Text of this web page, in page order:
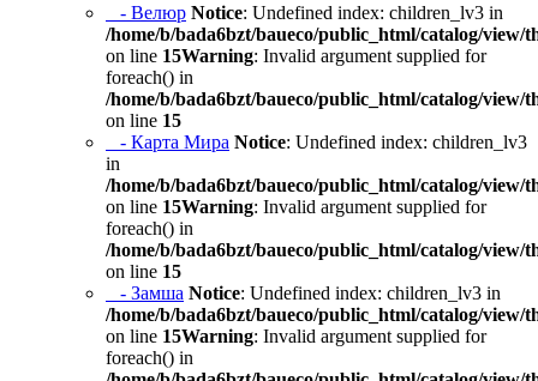
- Велюр Notice: Undefined index: children_lv3 in
/home/b/bada6bzt/baueco/public_html/catalog/view/
on line 15Warning: Invalid argument supplied for
foreach() in
/home/b/bada6bzt/baueco/public_html/catalog/view/
on line 15
- Карта Мира Notice: Undefined index: children_lv3
in
/home/b/bada6bzt/baueco/public_html/catalog/view/
on line 15Warning: Invalid argument supplied for
foreach() in
/home/b/bada6bzt/baueco/public_html/catalog/view/
on line 15
- Замша Notice: Undefined index: children_lv3 in
/home/b/bada6bzt/baueco/public_html/catalog/view/
on line 15Warning: Invalid argument supplied for
foreach() in